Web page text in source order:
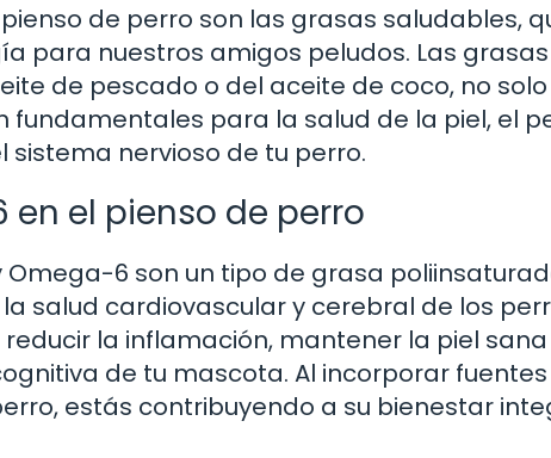
de perro son las grasas saludables,
para nuestros amigos peludos. Las
de pescado o del aceite de coco, no
fundamentales para la salud de la piel, el
nervioso de tu perro.
el pienso de perro
Omega-6 son un tipo de grasa
salud cardiovascular y cerebral de los
la inflamación, mantener la piel
de tu mascota. Al incorporar
estás contribuyendo a su bienestar